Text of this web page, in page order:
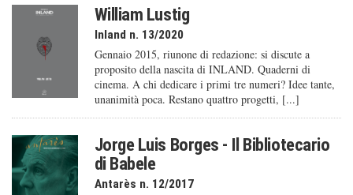
William Lustig
Inland n. 13/2020
Gennaio 2015, riunone di redazione: si discute a
proposito della nascita di INLAND. Quaderni di
cinema. A chi dedicare i primi tre numeri? Idee tante,
unanimità poca. Restano quattro progetti, [...]
Jorge Luis Borges - Il Bibliotecario
di Babele
Antarès n. 12/2017